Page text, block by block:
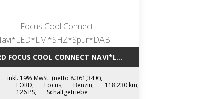
FOCUS COOL CONNECT NAVI*LED*LM*SHZ*SPUR*DAB
inkl. 19% MwSt. (netto 8.361,34 €),
FORD,
Focus, Benzin,
118.230 km,
126 PS,
Schaltgetriebe